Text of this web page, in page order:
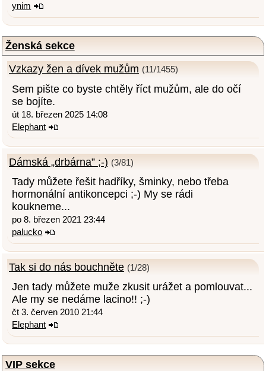
ynim
Ženská sekce
Vzkazy žen a dívek mužům (11/1455)
Sem pište co byste chtěly říct mužům, ale do očí
se bojíte.
út 18. březen 2025 14:08
Elephant
Dámská „drbárna” ;-) (3/81)
Tady můžete řešit hadříky, šminky, nebo třeba
hormonální antikoncepci ;-) My se rádi
koukneme...
po 8. březen 2021 23:44
palucko
Tak si do nás bouchněte (1/28)
Jen tady můžete muže zkusit urážet a pomlouvat...
Ale my se nedáme lacino!! ;-)
čt 3. červen 2010 21:44
Elephant
VIP sekce